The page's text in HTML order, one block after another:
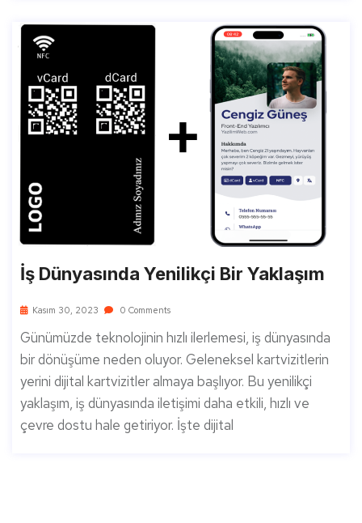
İş Dünyasında Yenilikçi Bir Yaklaşım
Kasım 30, 2023 0 Comments
Günümüzde teknolojinin hızlı ilerlemesi, iş dünyasında
bir dönüşüme neden oluyor. Geleneksel kartvizitlerin
yerini dijital kartvizitler almaya başlıyor. Bu yenilikçi
yaklaşım, iş dünyasında iletişimi daha etkili, hızlı ve
çevre dostu hale getiriyor. İşte dijital